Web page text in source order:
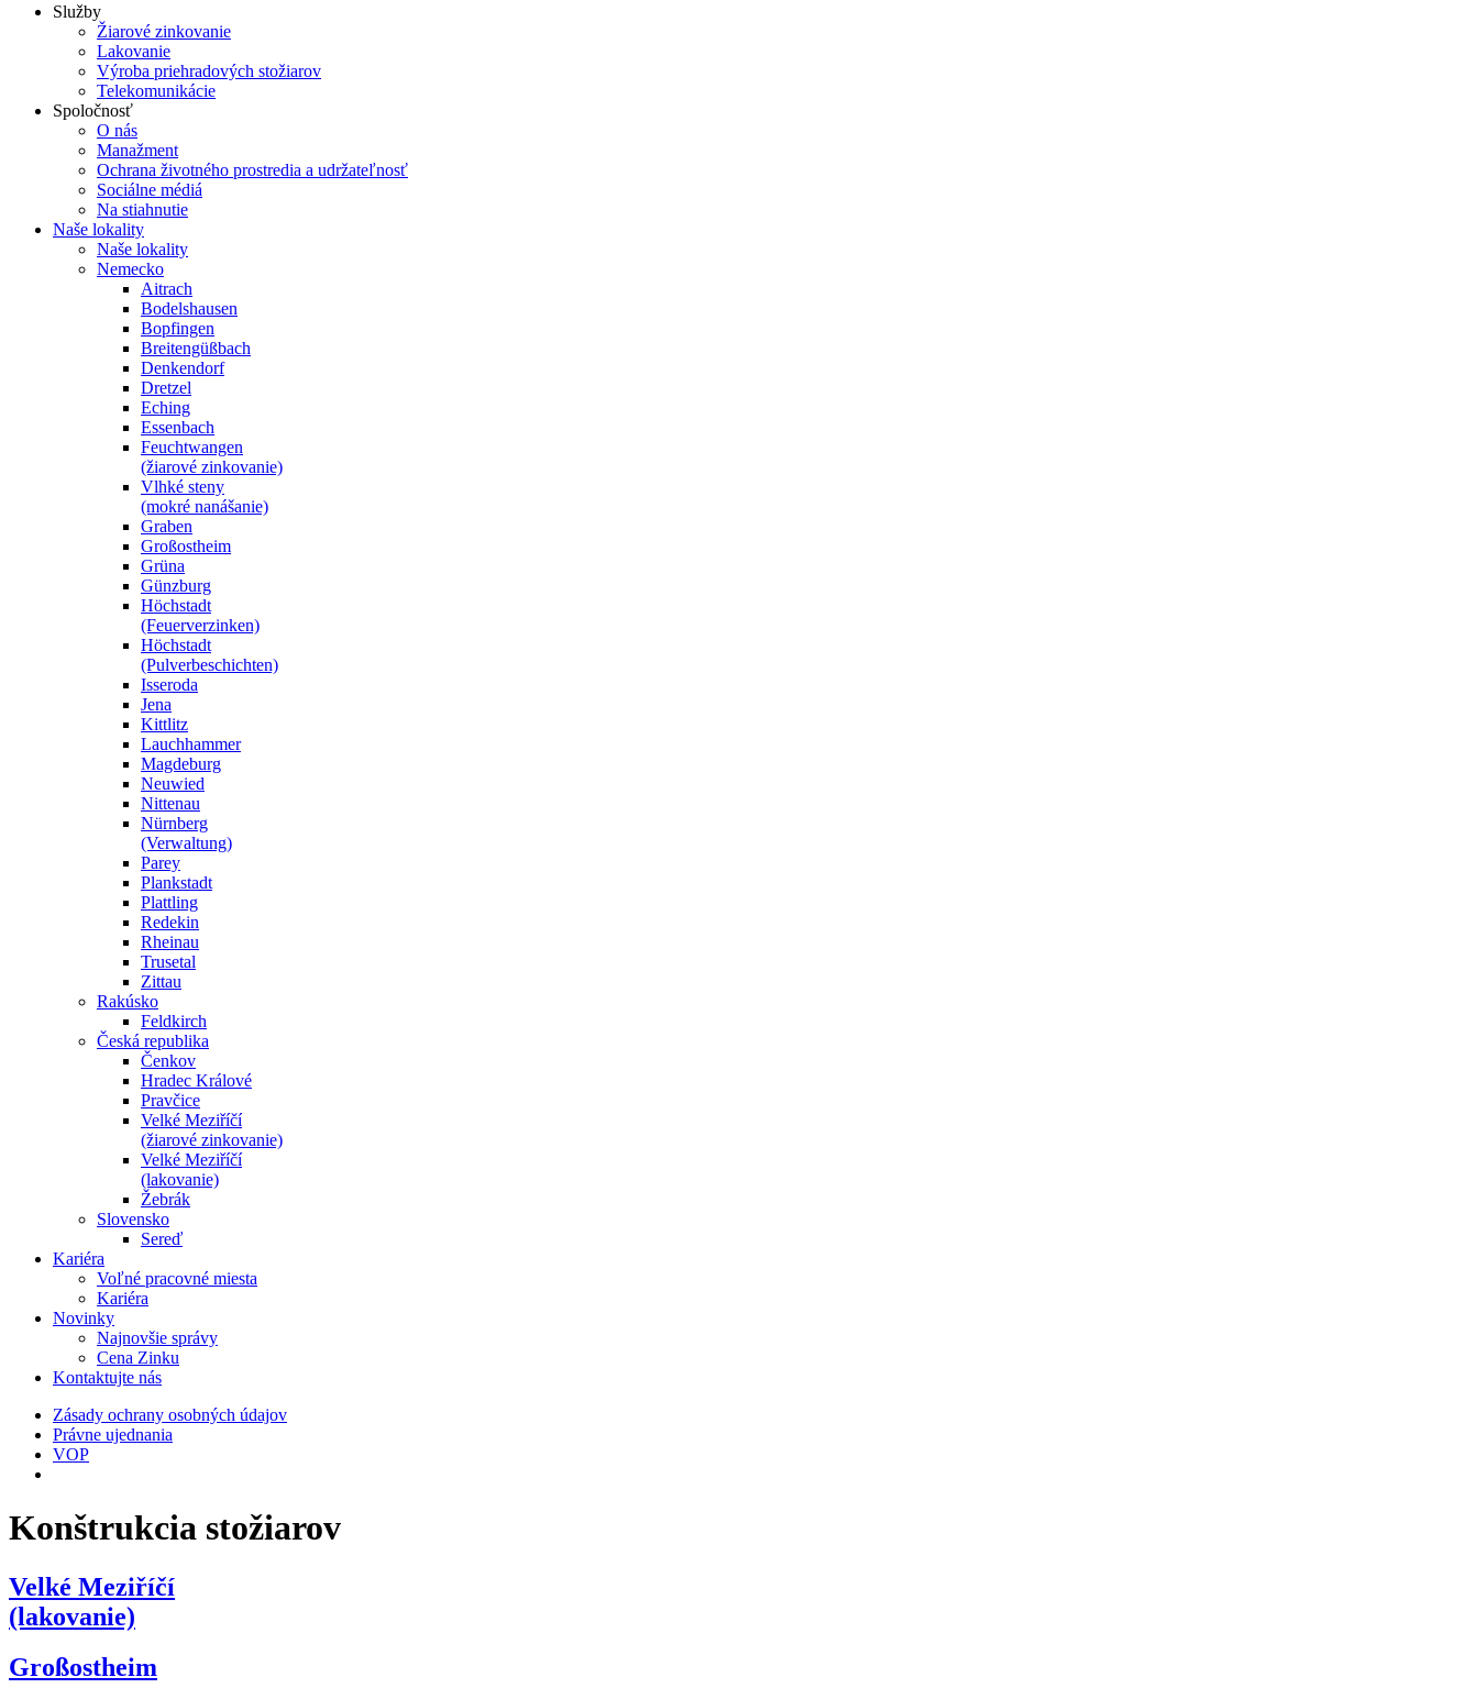
Služby
Žiarové zinkovanie
Lakovanie
Výroba priehradových stožiarov
Telekomunikácie
Spoločnosť
O nás
Manažment
Ochrana životného prostredia a udržateľnosť
Sociálne médiá
Na stiahnutie
Naše lokality
Naše lokality
Nemecko
Aitrach
Bodelshausen
Bopfingen
Breitengüßbach
Denkendorf
Dretzel
Eching
Essenbach
Feuchtwangen
(žiarové zinkovanie)
Vlhké steny
(mokré nanášanie)
Graben
Großostheim
Grüna
Günzburg
Höchstadt
(Feuerverzinken)
Höchstadt
(Pulverbeschichten)
Isseroda
Jena
Kittlitz
Lauchhammer
Magdeburg
Neuwied
Nittenau
Nürnberg
(Verwaltung)
Parey
Plankstadt
Plattling
Redekin
Rheinau
Trusetal
Zittau
Rakúsko
Feldkirch
Česká republika
Čenkov
Hradec Králové
Pravčice
Velké Meziříčí
(žiarové zinkovanie)
Velké Meziříčí
(lakovanie)
Žebrák
Slovensko
Sereď
Kariéra
Voľné pracovné miesta
Kariéra
Novinky
Najnovšie správy
Cena Zinku
Kontaktujte nás
Zásady ochrany osobných údajov
Právne ujednania
VOP
Konštrukcia stožiarov
Velké Meziříčí
(lakovanie)
Großostheim